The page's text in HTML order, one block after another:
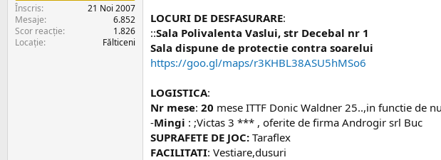
Înscris
21 Noi 2007
Mesaje
6.852
Scor reacție
1.826
Locație
Fălticeni
LOCURI DE DESFASURARE:
::Sala Polivalenta Vaslui, str Decebal nr 1
Sala dispune de protectie contra soarelui
https://goo.gl/maps/r3KHBL38ASU5hMSo6
LOGISTICA:
Nr mese: 20 mese ITTF Donic Waldner 25..,in functie de
-Mingi : ;Victas 3 *** , oferite de firma Androgir srl Buc
SUPRAFETE DE JOC: Taraflex
FACILITATI: Vestiare,dusuri